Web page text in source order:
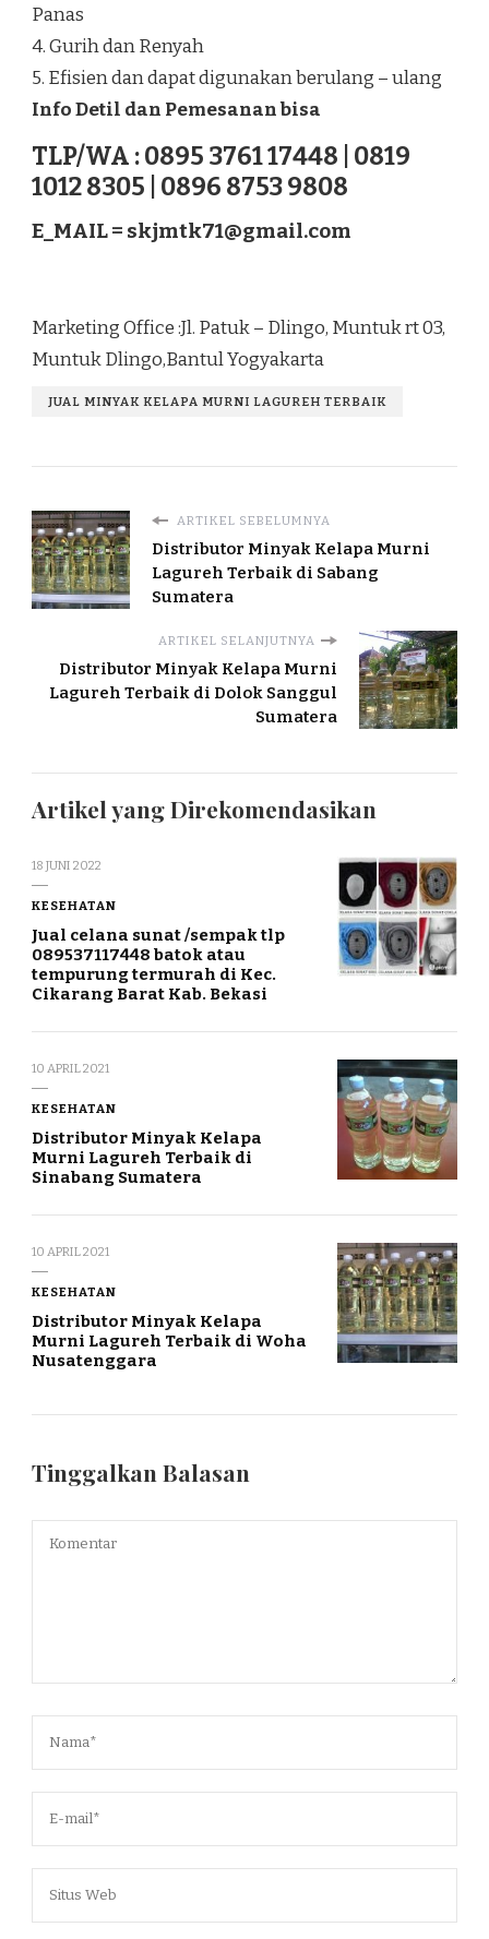
Panas
4. Gurih dan Renyah
5. Efisien dan dapat digunakan berulang – ulang
Info Detil dan Pemesanan bisa
TLP/WA : 0895 3761 17448 | 0819
1012 8305 | 0896 8753 9808
E_MAIL = skjmtk71@gmail.com
Marketing Office :Jl. Patuk – Dlingo, Muntuk rt 03,
Muntuk Dlingo,Bantul Yogyakarta
JUAL MINYAK KELAPA MURNI LAGUREH TERBAIK
ARTIKEL SEBELUMNYA
Distributor Minyak Kelapa Murni
Lagureh Terbaik di Sabang
Sumatera
ARTIKEL SELANJUTNYA
Distributor Minyak Kelapa Murni
Lagureh Terbaik di Dolok Sanggul
Sumatera
Artikel yang Direkomendasikan
18 JUNI 2022
KESEHATAN
Jual celana sunat /sempak tlp
089537117448 batok atau
tempurung termurah di Kec.
Cikarang Barat Kab. Bekasi
10 APRIL 2021
KESEHATAN
Distributor Minyak Kelapa
Murni Lagureh Terbaik di
Sinabang Sumatera
10 APRIL 2021
KESEHATAN
Distributor Minyak Kelapa
Murni Lagureh Terbaik di Woha
Nusatenggara
Tinggalkan Balasan